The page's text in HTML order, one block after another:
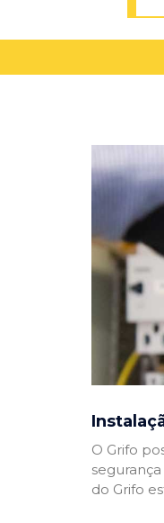
O Grifo
do Grifo